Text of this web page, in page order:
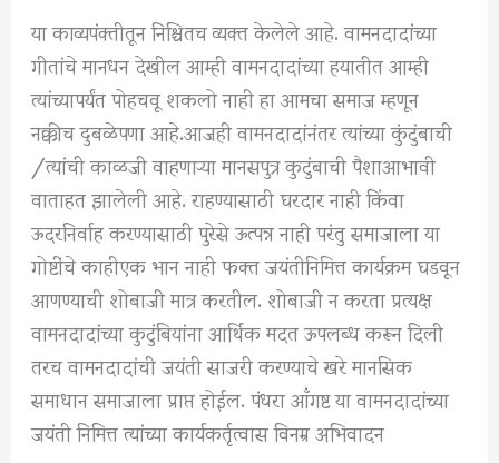
या काव्यपंक्तीतून निश्चितच व्यक्त केलेले आहे. वामनदादांच्या
गीतांचे मानधन देखील आम्ही वामनदादांच्या हयातीत आम्ही
त्यांच्यापर्यंत पोहचवू शकलो नाही हा आमचा समाज म्हणून
नक्कीच दुबळेपणा आहे.आजही वामनदादांनंतर त्यांच्या कुंटुंबाची
/त्यांची काळजी वाहणाऱ्या मानसपुत्र कुटुंबाची पैशाआभावी
वाताहत झालेली आहे. राहण्यासाठी घरदार नाही किंवा
ऊदरनिर्वाह करण्यासाठी पुरेसे ऊत्पन्न नाही परंतु समाजाला या
गोष्टींचे काहीएक भान नाही फक्त जयंतीनिमित्त कार्यक्रम घडवून
आणण्याची शोबाजी मात्र करतील. शोबाजी न करता प्रत्यक्ष
वामनदादांच्या कुटुंबियांना आर्थिक मदत ऊपलब्ध करून दिली
तरच वामनदादांची जयंती साजरी करण्याचे खरे मानसिक
समाधान समाजाला प्राप्त होईल. पंधरा आँगष्ट या वामनदादांच्या
जयंती निमित्त त्यांच्या कार्यकर्तृत्वास विनम्र अभिवादन